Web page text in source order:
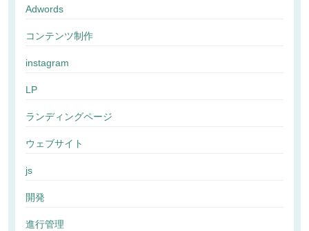
Adwords
コンテンツ制作
instagram
LP
ランディングページ
ウェブサイト
js
開発
進行管理